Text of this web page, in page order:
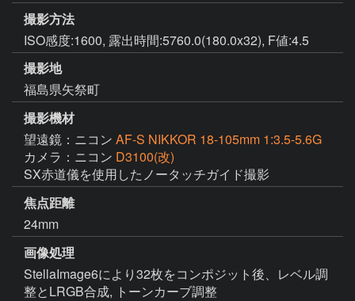
撮影方法
ISO感度:1600, 露出時間:5760.0(180.0x32), F値:4.5
撮影地
福島県矢祭町
撮影機材
望遠鏡：ニコン AF-S NIKKOR 18-105mm 1:3.5-5.6G
カメラ：ニコン D3100(改)
SX赤道儀を使用したノータッチガイド撮影
焦点距離
24mm
画像処理
StellaImage6により32枚をコンポジット後、レベル調
整とLRGB合成, トーンカーブ調整